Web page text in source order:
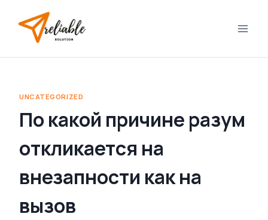
content
UNCATEGORIZED
По какой причине разум
откликается на
внезапности как на
вызов